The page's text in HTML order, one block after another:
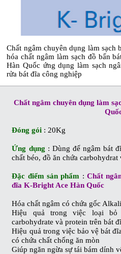
Chất ngâm chuyên dụng làm sạch
hóa chất ngâm làm sạch đồ bẩn
Hàn Quốc ứng dụng làm sạch
rửa bát đĩa công nghiệp
Chất ngâm chuyên dụng làm
Đóng gói : 20Kg
Ứng dụng : Dùng để ngâm bát
chất béo, đồ ăn chứa carbohydrat
Đặc điểm sản phẩm : Chất
đĩa K-Bright Ace Hàn Quốc
Hóa chất ngâm có chứa gốc
Hiệu quả trong việc loại
carbohydrate và protein trên bát
Hiệu quả trong việc bảo vệ bát
có chứa chất chống ăn mòn
Giúp ngăn ngừa sự tái bám dính